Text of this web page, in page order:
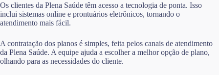
Os clientes da Plena Saúde têm acesso a tecnologia de ponta. Isso
inclui sistemas online e prontuários eletrônicos, tornando o
atendimento mais fácil.
A contratação dos planos é simples, feita pelos canais de atendimento
da Plena Saúde. A equipe ajuda a escolher a melhor opção de plano,
olhando para as necessidades do cliente.